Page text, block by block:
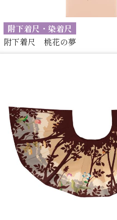
附下着尺・染着尺
附下着尺 桃花の夢